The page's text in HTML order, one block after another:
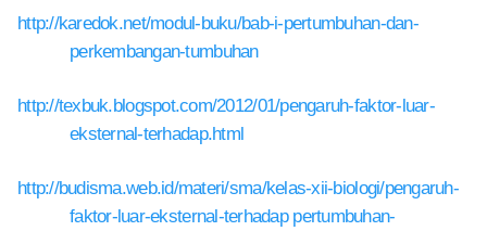
http://karedok.net/modul-buku/bab-i-pertumbuhan-dan-
perkembangan-tumbuhan
http://texbuk.blogspot.com/2012/01/pengaruh-faktor-luar-
eksternal-terhadap.html
http://budisma.web.id/materi/sma/kelas-xii-biologi/pengaruh-
faktor-luar-eksternal-terhadap pertumbuhan-